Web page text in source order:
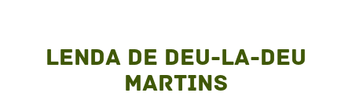
Lenda de Deu-La-Deu
Martins